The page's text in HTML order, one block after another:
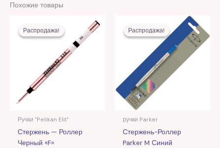
Похожие товары
Распродажа!
Распродажа!
Ручки "Pelikan Elit"
Стержень — Роллер
Черный «F»
Первоначальная
составляла
50,00 MDL.
Текущая
цена:
24,00 MDL.
Распродажа!
Распродажа!
ручки Parker
Стержень-Роллер
Parker M Синий
Первоначальная
составляла
176,00 MDL.
Текущая
цена:
61,00